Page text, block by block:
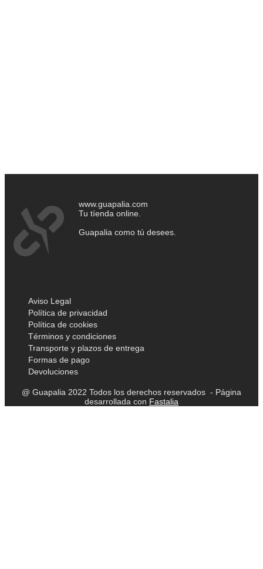
www.guapalia.com
Tu tíenda online.
Guapalia como tú desees.
Aviso Legal
Política de privacidad
Política de cookies
Términos y condiciones
Transporte y plazos de entrega
Formas de pago
Devoluciones
@ Guapalia 2022 Todos los derechos reservados - Página
desarrollada con Fastalia